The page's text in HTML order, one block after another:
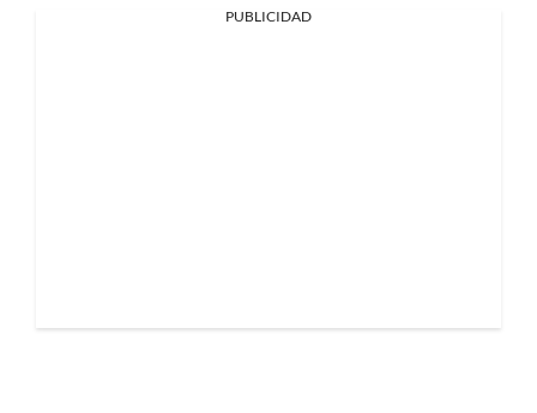
PUBLICIDAD